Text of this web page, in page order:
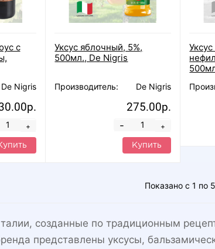
с
De Nigris
+
Уксус яблочный, 5%,
500мл., De Nigris
Производитель: De Nigris
275.00р.
+
-
Купить
Показано с 1 по
созданные по традиционным
представлены уксусы,